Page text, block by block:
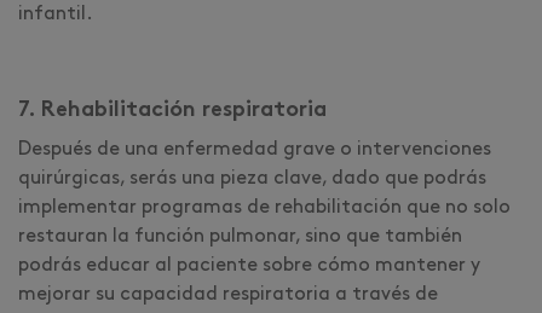
infantil.
7. Rehabilitación respiratoria
Después de una enfermedad grave o intervenciones
quirúrgicas, serás una pieza clave, dado que podrás
implementar programas de rehabilitación que no solo
restauran la función pulmonar, sino que también
podrás educar al paciente sobre cómo mantener y
mejorar su capacidad respiratoria a través de